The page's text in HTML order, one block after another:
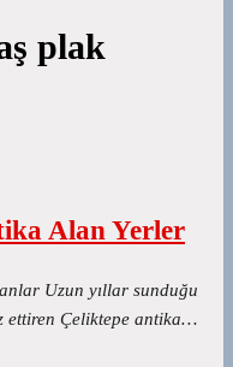
plak
Alan Yerler
Uzun yıllar sunduğu
ettiren Çeliktepe antika…